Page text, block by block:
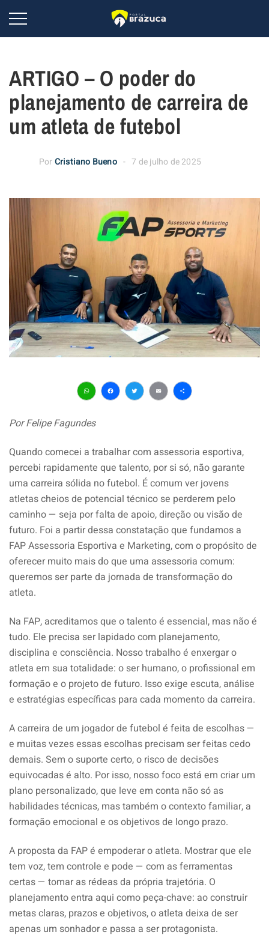
ARTIGO – O poder do
planejamento de carreira de
um atleta de futebol
PorCristiano Bueno 7 de julho de 2025
WhatsApp
Facebook
Twitter
EmailShare
Por Felipe Fagundes
Quando comecei a trabalhar com assessoria esportiva,
percebi rapidamente que talento, por si só, não garante
uma carreira sólida no futebol. É comum ver jovens
atletas cheios de potencial técnico se perderem pelo
caminho — seja por falta de apoio, direção ou visão de
futuro. Foi a partir dessa constatação que fundamos a
FAP Assessoria Esportiva e Marketing, com o propósito de
oferecer muito mais do que uma assessoria comum:
queremos ser parte da jornada de transformação do
atleta.
Na FAP, acreditamos que o talento é essencial, mas não é
tudo. Ele precisa ser lapidado com planejamento,
disciplina e consciência. Nosso trabalho é enxergar o
atleta em sua totalidade: o ser humano, o profissional em
formação e o projeto de futuro. Isso exige escuta, análise
e estratégias específicas para cada momento da carreira.
A carreira de um jogador de futebol é feita de escolhas —
e muitas vezes essas escolhas precisam ser feitas cedo
demais. Sem o suporte certo, o risco de decisões
equivocadas é alto. Por isso, nosso foco está em criar um
plano personalizado, que leve em conta não só as
habilidades técnicas, mas também o contexto familiar, a
formação emocional e os objetivos de longo prazo.
A proposta da FAP é empoderar o atleta. Mostrar que ele
tem voz, tem controle e pode — com as ferramentas
certas — tomar as rédeas da própria trajetória. O
planejamento entra aqui como peça-chave: ao construir
metas claras, prazos e objetivos, o atleta deixa de ser
apenas um sonhador e passa a ser protagonista.